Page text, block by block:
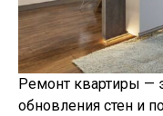
Ремонт квартиры —
обновления стен и